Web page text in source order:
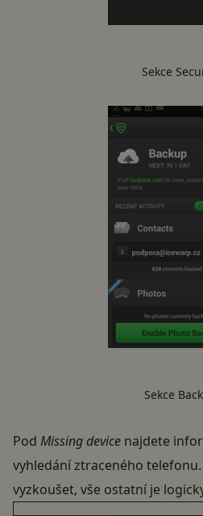
Sekce
Sekce
Pod Missing device najdete
vyhledání ztraceného
vyzkoušet, vše ostatní je